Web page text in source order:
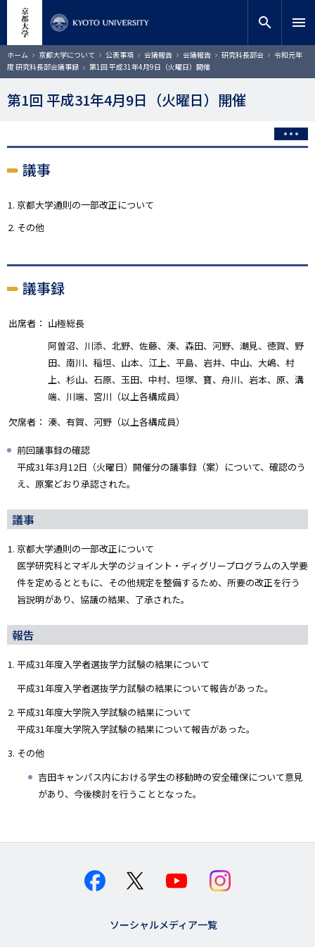
コ
ン
テ
ン
ツ
動
サイト内検索
検索
search menu
ホーム 京都大学について 公表事項 会議報告 会議報告 研究科長部会
令和元年
度 研究科長部会議事録
第1回 平成31年4月9日（火曜日）開催
第1回 平成31年4月9日（火曜日）開催
議事
京都大学通則の一部改正について
その他
議事録
出席者： 山極総長
阿曽沼、川添、北野、佐藤、湊、森田、河野、潮見、徳賀、野
田、南川、稲垣、山本、江上、平島、岩井、中山、大嶋、村
上、杉山、石原、玉田、中村、垣塚、寶、舟川、岩本、原、溝
端、川端、宮川（以上各構成員）
欠席者： 湊、有賀、河野（以上各構成員）
前回議事録の確認
平成31年3月12日（火曜日）開催分の議事録（案）について、確認のう
え、原案どおり承認された。
議事
京都大学通則の一部改正について
医学研究科とマギル大学のジョイント・ディグリープログラムの入学要
件を定めるとともに、その他規定を整備するため、所要の改正を行う
旨説明があり、協議の結果、了承された。
報告
平成31年度入学者選抜学力試験の結果について
平成31年度入学者選抜学力試験の結果について報告があった。
平成31年度大学院入学試験の結果について
平成31年度大学院入学試験の結果について報告があった。
その他
吉田キャンパス内における学生の移動時の安全確保について意見
があり、今後検討を行うこととなった。
ソーシャルメディア一覧